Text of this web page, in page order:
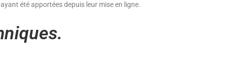
été apportées depuis leur mise en ligne.